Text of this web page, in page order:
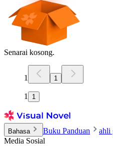
Senarai kosong.
1 1
1 1
Bahasa Buku Panduan ahli
Media Sosial